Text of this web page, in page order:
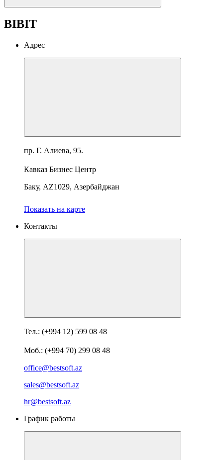
BIBIT
Адрес
пр. Г. Алиева, 95.
Кавказ Бизнес Центр
Баку, AZ1029, Азербайджан
Показать на карте
Контакты
Тел.: (+994 12) 599 08 48
Моб.: (+994 70) 299 08 48
office@bestsoft.az
sales@bestsoft.az
hr@bestsoft.az
График работы